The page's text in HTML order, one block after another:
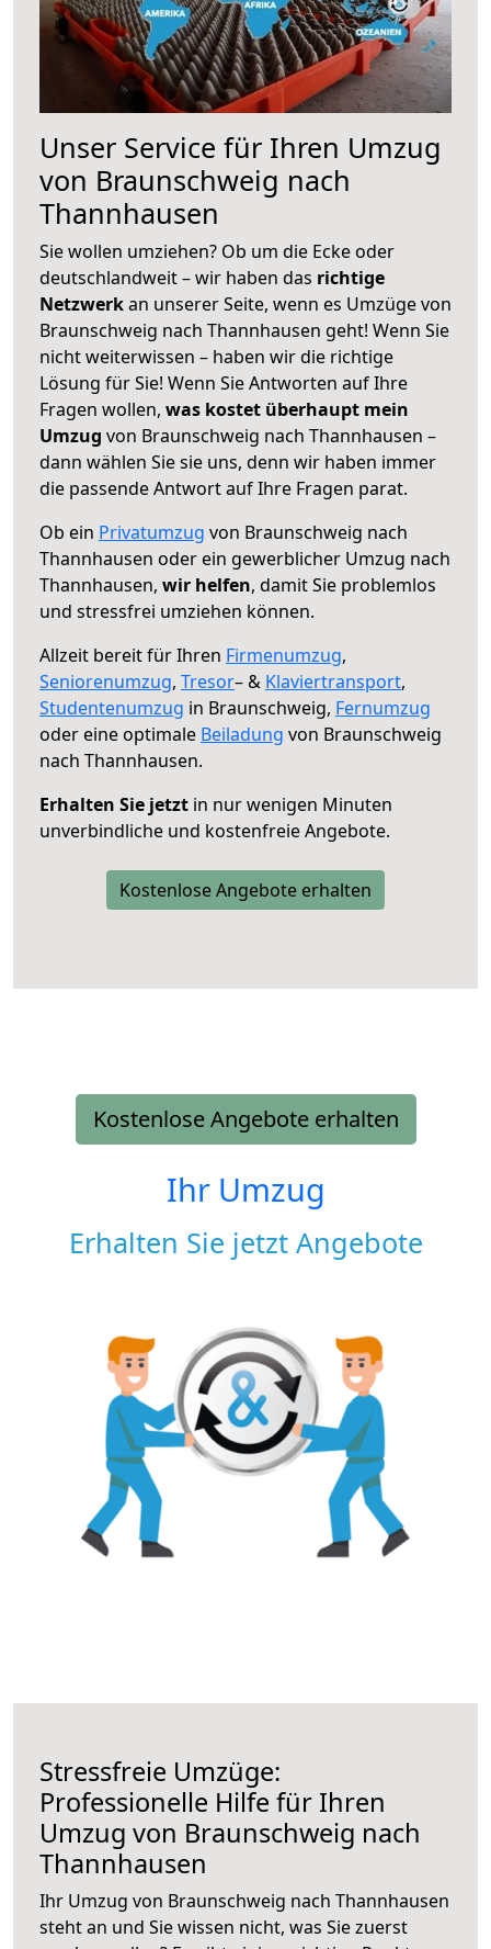
Unser Service für Ihren Umzug
von Braunschweig nach
Thannhausen
Sie wollen umziehen? Ob um die Ecke oder
deutschlandweit – wir haben das richtige
Netzwerkan unserer Seite, wenn es Umzüge von
Braunschweig nach Thannhausen geht! Wenn Sie
nicht weiterwissen – haben wir die richtige
Lösung für Sie! Wenn Sie Antworten auf Ihre
Fragen wollen, was kostet überhaupt mein
Umzug von Braunschweig nach Thannhausen –
dann wählen Sie sie uns, denn wir haben immer
die passende Antwort auf Ihre Fragen parat.
Ob ein Privatumzug von Braunschweig nach
Thannhausen oder ein gewerblicher Umzug nach
Thannhausen, wir helfen, damit Sie problemlos
und stressfrei umziehen können.
Allzeit bereit für Ihren Firmenumzug,
Seniorenumzug, Tresor– & Klaviertransport,
Studentenumzug in Braunschweig, Fernumzug
oder eine optimale Beiladung von Braunschweig
nach Thannhausen.
Erhalten Sie jetzt in nur wenigen Minuten
unverbindliche und kostenfreie Angebote.
Kostenlose Angebote erhalten
Kostenlose Angebote erhalten
Ihr Umzug
Erhalten Sie jetzt Angebote
Stressfreie Umzüge:
Professionelle Hilfe für Ihren
Umzug von Braunschweig nach
Thannhausen
Ihr Umzug von Braunschweig nach Thannhausen
steht an und Sie wissen nicht, was Sie zuerst